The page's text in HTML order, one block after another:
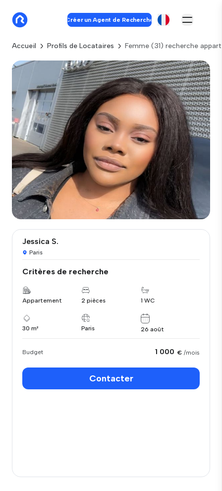
Créer un Agent de Recherche
Accueil Profils de Locataires Femme (31) recherche
Jessica S.
Paris
Critères de recherche
Appartement 2 pièces 1 WC
30 m² Paris 26 août
Budget 1 000 € /mois
Contacter